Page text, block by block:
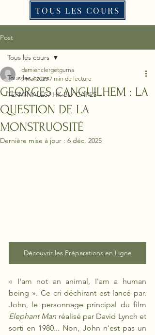
TOUS LES COURS
Post
Tous les cours
TERMINALES/ HK BL/ CAPES
Tous les cours
GEORGES CANGUILHEM : LA
QUESTION DE LA
MONSTRUOSITÉ
damienclergetgurna
9 mai 2025 7 min de lecture
Dernière mise à jour : 6 déc. 2025
Découvrir les Préparations en Ligne
« I'am not an animal, I'am a human
being ». Ce cri déchirant est lancé par.
Elephant Man réalisé par David Lynch et
sorti en 1980... Non, John n'est pas un